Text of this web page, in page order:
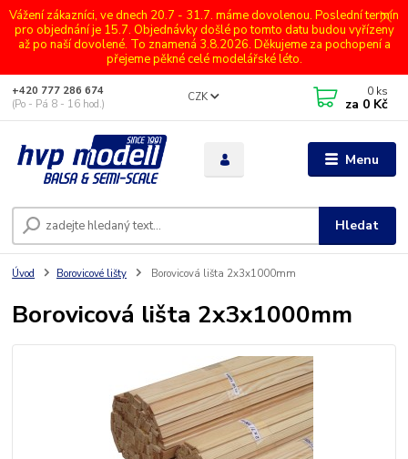
Vážení zákazníci, ve dnech 20.7 - 31.7. máme dovolenou. Poslední termín
pro objednání je 15.7. Objednávky došlé po tomto datu budou vyřízeny
až po naší dovolené. To znamená 3.8.2026. Děkujeme za pochopení a
přejeme pěkné celé modelářské léto.
Menu
CZK
Hledat
+420 777 286 674
(Po - Pá 8 - 16 hod.)
0 ks
za 0 Kč
Úvod Borovicové lišty Borovicová lišta 2x3x1000mm
Borovicová lišta 2x3x1000mm